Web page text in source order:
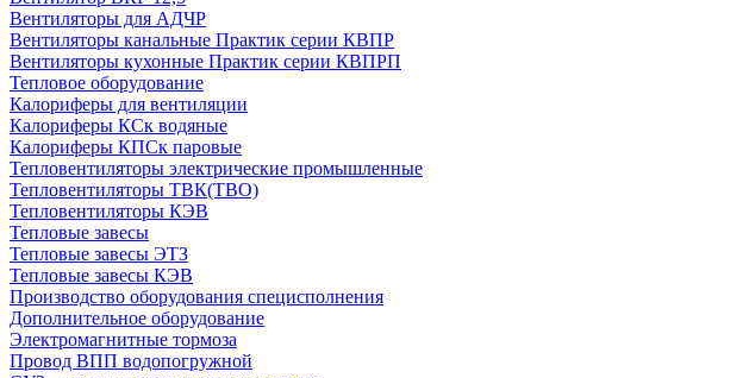
Вентиляторы для АДЧР
Вентиляторы канальные Практик серии КВПР
Вентиляторы кухонные Практик серии КВПРП
Тепловое оборудование
Калориферы для вентиляции
Калориферы КСк водяные
Калориферы КПСк паровые
Тепловентиляторы электрические промышленные
Тепловентиляторы ТВК(ТВО)
Тепловентиляторы КЭВ
Тепловые завесы
Тепловые завесы ЭТЗ
Тепловые завесы КЭВ
Производство оборудования специсполнения
Дополнительное оборудование
Электромагнитные тормоза
Провод ВПП водопогружной